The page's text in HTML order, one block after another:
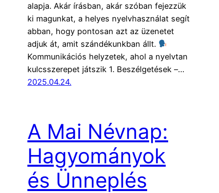
alapja. Akár írásban, akár szóban fejezzük
ki magunkat, a helyes nyelvhasználat segít
abban, hogy pontosan azt az üzenetet
adjuk át, amit szándékunkban állt.
Kommunikációs helyzetek, ahol a nyelvtan
kulcsszerepet játszik 1. Beszélgetések –…
2025.04.24.
A Mai Névnap:
Hagyományok
és Ünneplés